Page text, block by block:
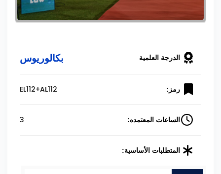
الدرجة العلمية بكالوريوس
رمز: EL112+AL112
الساعات المعتمده: 3
المتطلبات الأساسية: